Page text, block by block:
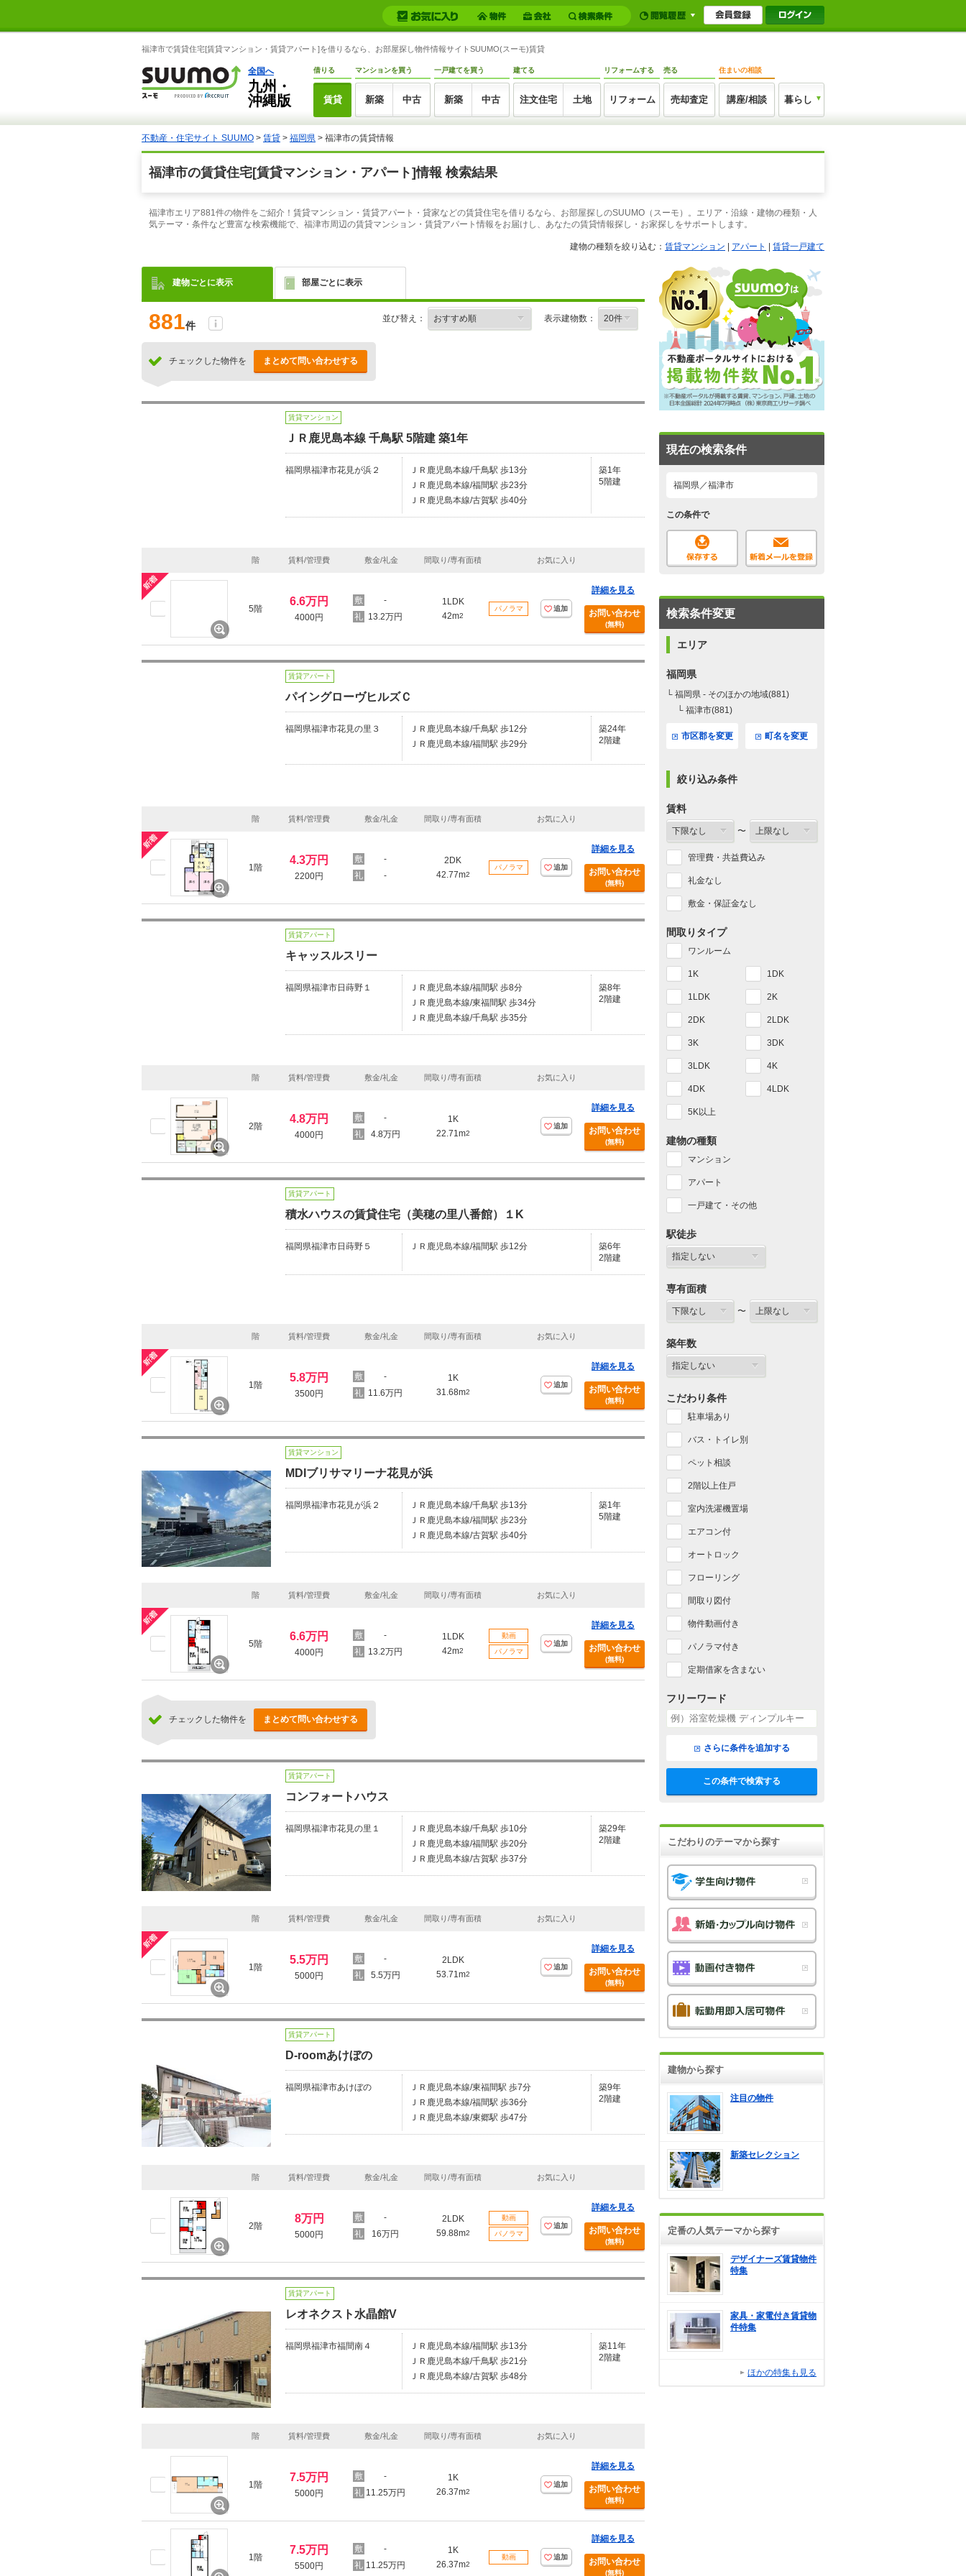
福津市で賃貸住宅[賃貸マンション・賃貸アパート]を借りるなら、お部屋探し物件情報サイトSUUMO(スーモ)賃貸
全国へ
九州・
沖縄版
借りる
賃貸
マンションを買う
新築 中古
一戸建てを買う
新築 中古
建てる
注文住宅 土地
リフォームする
リフォーム
売る
売却査定
住まいの相談
講座/相談 暮らし
不動産・住宅サイト SUUMO > 賃貸 > 福岡県 > 福津市の賃貸情報
福津市の賃貸住宅[賃貸マンション・アパート]情報 検索結果
福津市エリア881件の物件をご紹介！賃貸マンション・賃貸アパート・貸家などの賃貸住宅を借りるなら、お部屋探しのSUUMO（スーモ）。エリア・沿線・建物の種類・人
気テーマ・条件など豊富な検索機能で、福津市周辺の賃貸マンション・賃貸アパート情報をお届けし、あなたの賃貸情報探し・お家探しをサポートします。
建物の種類を絞り込む： 賃貸マンション アパート 賃貸一戸建て
建物ごとに表示 部屋ごとに表示
881件
並び替え： 表示建物数：
チェックした物件を まとめて問い合わせする
賃貸マンション
ＪＲ鹿児島本線 千鳥駅 5階建 築1年
福岡県福津市花見が浜２
ＪＲ鹿児島本線/千鳥駅 歩13分
ＪＲ鹿児島本線/福間駅 歩23分
ＪＲ鹿児島本線/古賀駅 歩40分
築1年
5階建
階 賃料/管理費 敷金/礼金 間取り/専有面積 お気に入り
5階
6.6万円
4000円
-
13.2万円
1LDK
42m2
パノラマ 追加
詳細を見る
お問い合わせ
(無料)
賃貸アパート
パイングローヴヒルズＣ
福岡県福津市花見の里３
ＪＲ鹿児島本線/千鳥駅 歩12分
ＪＲ鹿児島本線/福間駅 歩29分
築24年
2階建
階 賃料/管理費 敷金/礼金 間取り/専有面積 お気に入り
1階
4.3万円
2200円
-
-
2DK
42.77m2
パノラマ 追加
詳細を見る
お問い合わせ
(無料)
賃貸アパート
キャッスルスリー
福岡県福津市日蒔野１
ＪＲ鹿児島本線/福間駅 歩8分
ＪＲ鹿児島本線/東福間駅 歩34分
ＪＲ鹿児島本線/千鳥駅 歩35分
築8年
2階建
階 賃料/管理費 敷金/礼金 間取り/専有面積 お気に入り
2階
4.8万円
4000円
-
4.8万円
1K
22.71m2
追加
詳細を見る
お問い合わせ
(無料)
賃貸アパート
積水ハウスの賃貸住宅（美穂の里八番館）１K
福岡県福津市日蒔野５ ＪＲ鹿児島本線/福間駅 歩12分
築6年
2階建
階 賃料/管理費 敷金/礼金 間取り/専有面積 お気に入り
1階
5.8万円
3500円
-
11.6万円
1K
31.68m2
追加
詳細を見る
お問い合わせ
(無料)
賃貸マンション
MDIブリサマリーナ花見が浜
福岡県福津市花見が浜２
ＪＲ鹿児島本線/千鳥駅 歩13分
ＪＲ鹿児島本線/福間駅 歩23分
ＪＲ鹿児島本線/古賀駅 歩40分
築1年
5階建
階 賃料/管理費 敷金/礼金 間取り/専有面積 お気に入り
5階
6.6万円
4000円
-
13.2万円
1LDK
42m2
動画
パノラマ
追加
詳細を見る
お問い合わせ
(無料)
チェックした物件を まとめて問い合わせする
賃貸アパート
コンフォートハウス
福岡県福津市花見の里１
ＪＲ鹿児島本線/千鳥駅 歩10分
ＪＲ鹿児島本線/福間駅 歩20分
ＪＲ鹿児島本線/古賀駅 歩37分
築29年
2階建
階 賃料/管理費 敷金/礼金 間取り/専有面積 お気に入り
1階
5.5万円
5000円
-
5.5万円
2LDK
53.71m2
追加
詳細を見る
お問い合わせ
(無料)
賃貸アパート
D-roomあけぼの
福岡県福津市あけぼの
ＪＲ鹿児島本線/東福間駅 歩7分
ＪＲ鹿児島本線/福間駅 歩36分
ＪＲ鹿児島本線/東郷駅 歩47分
築9年
2階建
階 賃料/管理費 敷金/礼金 間取り/専有面積 お気に入り
2階
8万円
5000円
-
16万円
2LDK
59.88m2
動画
パノラマ
追加
詳細を見る
お問い合わせ
(無料)
賃貸アパート
レオネクスト水晶館V
福岡県福津市福間南４
ＪＲ鹿児島本線/福間駅 歩13分
ＪＲ鹿児島本線/千鳥駅 歩21分
ＪＲ鹿児島本線/古賀駅 歩48分
築11年
2階建
階 賃料/管理費 敷金/礼金 間取り/専有面積 お気に入り
1階
7.5万円
5000円
-
11.25万円
1K
26.37m2
追加
詳細を見る
お問い合わせ
(無料)
1階
7.5万円
5500円
-
11.25万円
1K
26.37m2
動画 追加
詳細を見る
お問い合わせ
(無料)
現在の検索条件
福岡県／福津市
この条件で
検索条件変更
エリア
福岡県
└ 福岡県 - そのほかの地域(881)
└ 福津市(881)
市区郡を変更 町名を変更
絞り込み条件
賃料
〜
管理費・共益費込み
礼金なし
敷金・保証金なし
間取りタイプ
ワンルーム
1K 1DK
1LDK 2K
2DK 2LDK
3K 3DK
3LDK 4K
4DK 4LDK
5K以上
建物の種類
マンション
アパート
一戸建て・その他
駅徒歩
専有面積
〜
築年数
こだわり条件
駐車場あり
バス・トイレ別
ペット相談
2階以上住戸
室内洗濯機置場
エアコン付
オートロック
フローリング
間取り図付
物件動画付き
パノラマ付き
定期借家を含まない
フリーワード
さらに条件を追加する
この条件で検索する
こだわりのテーマから探す
建物から探す
注目の物件
新築セレクション
定番の人気テーマから探す
デザイナーズ賃貸物件
特集
家具・家電付き賃貸物
件特集
ほかの特集も見る